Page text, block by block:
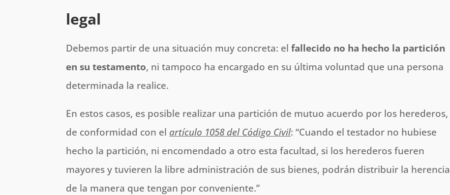
legal
Debemos partir de una situación muy concreta: elfallecido no ha hecho la partición
en su testamento, ni tampoco ha encargado en su última voluntad que una persona
determinada la realice.
En estos casos, es posible realizar una partición de mutuo acuerdo por los herederos,
de conformidad con el artículo 1058 del Código Civil: “Cuando el testador no hubiese
hecho la partición, ni encomendado a otro esta facultad, si los herederos fueren
mayores y tuvieren la libre administración de sus bienes, podrán distribuir la herencia
de la manera que tengan por conveniente.”